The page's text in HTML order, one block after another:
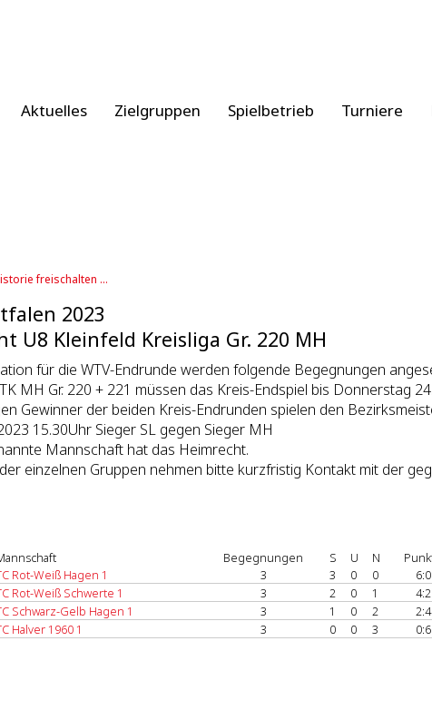
Aktuelles Zielgruppen Spielbetrieb Turniere
freischalten ...
2023
U8 Kleinfeld Kreisliga Gr. 220 MH
für die WTV-Endrunde werden folgende Begegnungen
MH Gr. 220 + 221 müssen das Kreis-Endspiel bis Donnerstag
Gewinner der beiden Kreis-Endrunden spielen den
15.30Uhr Sieger SL gegen Sieger MH
Mannschaft hat das Heimrecht.
einzelnen Gruppen nehmen bitte kurzfristig Kontakt mit der
Begegnungen S U N
Rot-Weiß Hagen 1 3 3 0 0 6:0
Rot-Weiß Schwerte 1 3 2 0 1 4:2
Schwarz-Gelb Hagen 1 3 1 0 2 2:4
Halver 1960 1 3 0 0 3 0:6